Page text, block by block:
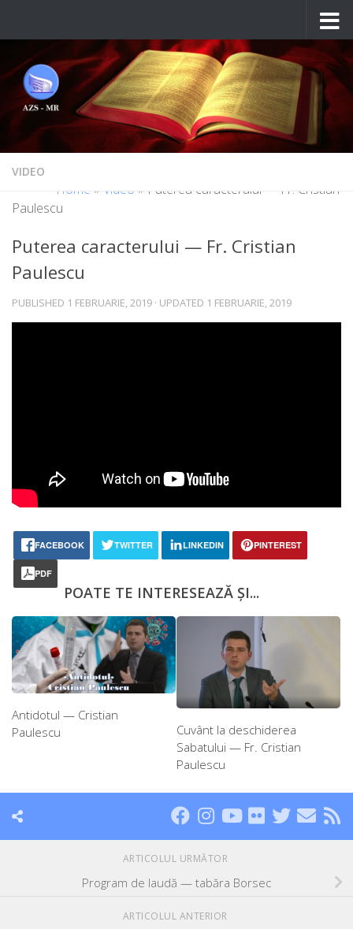
VIDEO
Home » Video » Puterea caracterului — Fr. Cristian
Paulescu
Puterea caracterului — Fr. Cristian
Paulescu
PUBLISHED 1 FEBRUARIE, 2019 · UPDATED 1 FEBRUARIE, 2019
FACEBOOK TWITTER LINKEDIN PINTEREST
PDF
POATE TE INTERESEAZĂ ȘI...
Antidotul — Cristian
Paulescu
Cuvânt la deschiderea
Sabatului — Fr. Cristian
Paulescu
ARTICOLUL URMĂTOR
Program de laudă — tabăra Borsec
ARTICOLUL ANTERIOR